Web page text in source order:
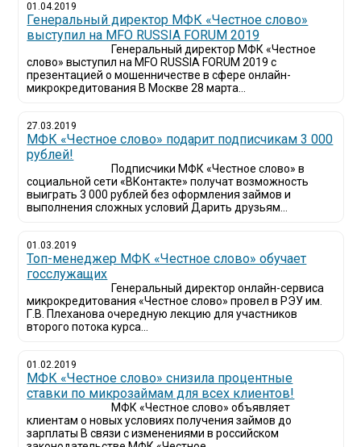
01.04.2019
Генеральный директор МФК «Честное слово»
выступил на MFO RUSSIA FORUM 2019
Генеральный директор МФК «Честное
слово» выступил на MFO RUSSIA FORUM 2019 с
презентацией о мошенничестве в сфере онлайн-
микрокредитования В Москве 28 марта...
27.03.2019
МФК «Честное слово» подарит подписчикам 3 000
рублей!
Подписчики МФК «Честное слово» в
социальной сети «ВКонтакте» получат возможность
выиграть 3 000 рублей без оформления займов и
выполнения сложных условий Дарить друзьям...
01.03.2019
Топ-менеджер МФК «Честное слово» обучает
госслужащих
Генеральный директор онлайн-сервиса
микрокредитования «Честное слово» провел в РЭУ им.
Г.В. Плеханова очередную лекцию для участников
второго потока курса...
01.02.2019
МФК «Честное слово» снизила процентные
ставки по микрозаймам для всех клиентов!
МФК «Честное слово» объявляет
клиентам о новых условиях получения займов до
зарплаты В связи с изменениями в российском